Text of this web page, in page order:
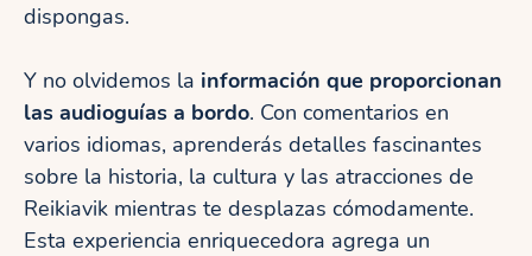
dispongas.
Y no olvidemos la información que proporcionan
las audioguías a bordo. Con comentarios en
varios idiomas, aprenderás detalles fascinantes
sobre la historia, la cultura y las atracciones de
Reikiavik mientras te desplazas cómodamente.
Esta experiencia enriquecedora agrega un